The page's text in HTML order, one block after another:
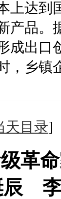
上达
产品。
成出口
，乡镇
天目录
革
辰